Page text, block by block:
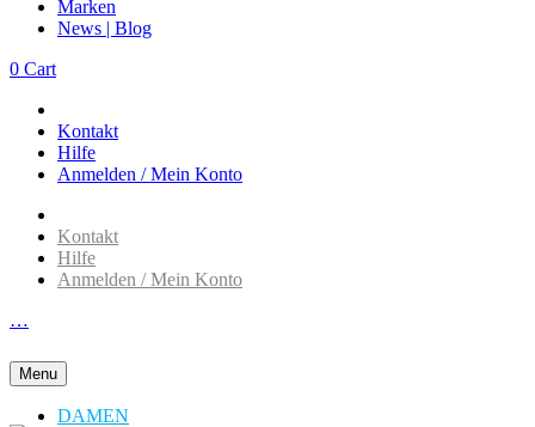
Marken
News | Blog
0 Cart
Kontakt
Hilfe
Anmelden / Mein Konto
Kontakt
Hilfe
Anmelden / Mein Konto
…
Menu
DAMEN